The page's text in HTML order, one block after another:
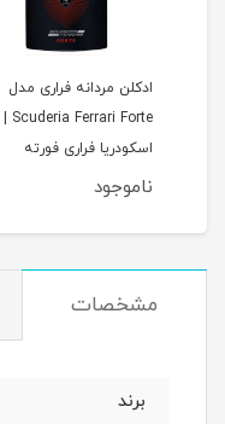
ادکلن مردانه فراری مدل
اسکودریا فراری فورته
ناموجود
مشخصات
برند